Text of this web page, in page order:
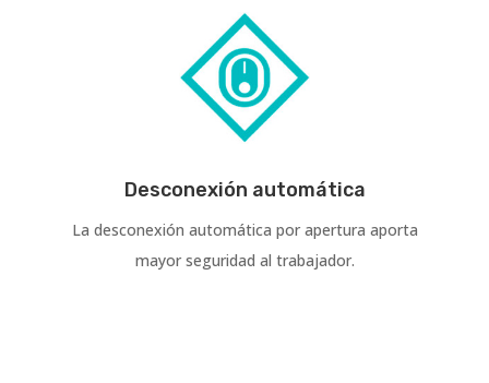
Desconexión automática
La desconexión automática por apertura aporta
mayor seguridad al trabajador.